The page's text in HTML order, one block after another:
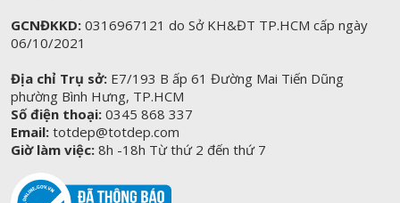
GCNĐKKD: 0316967121 do Sở KH&ĐT TP.HCM cấp ngày
06/10/2021
Địa chỉ Trụ sở: E7/193 B ấp 61 Đường Mai Tiến Dũng
phường Bình Hưng, TP.HCM
Số điện thoại: 0345 868 337
Email: totdep@totdep.com
Giờ làm việc: 8h -18h Từ thứ 2 đến thứ 7